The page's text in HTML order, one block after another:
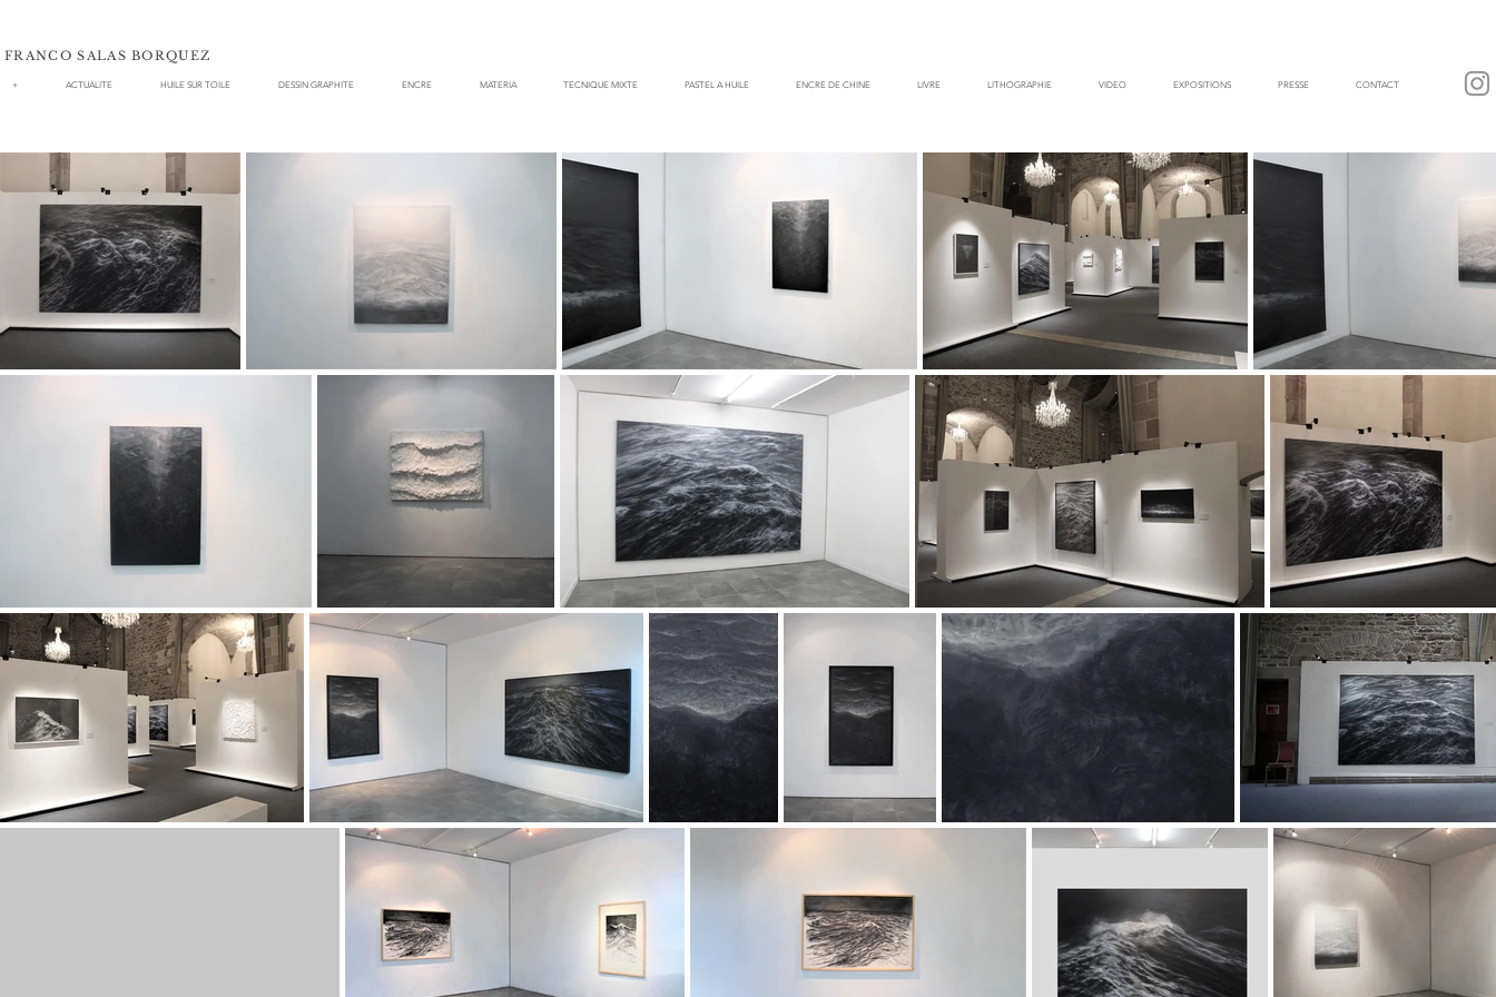
FRANCO SALAS BORQUEZ
+ ACTUALITE HUILE SUR TOILE DESSIN GRAPHITE ENCRE MATERIA TECNIQUE MIXTE PASTEL A HUILE ENCRE DE CHINE LIVRE LITHOGRAPHIE VIDEO EXPOSITIONS PRESSE CONTACT